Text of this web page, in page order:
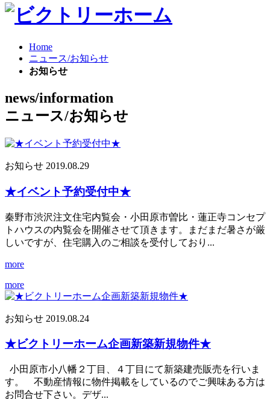
Home
ニュース/お知らせ
お知らせ
news/information
ニュース/お知らせ
お知らせ 2019.08.29
★イベント予約受付中★
秦野市渋沢注文住宅内覧会・小田原市曽比・蓮正寺コンセプ
トハウスの内覧会を開催させて頂きます。まだまだ暑さが厳
しいですが、住宅購入のご相談を受付しており...
more
more
お知らせ 2019.08.24
★ビクトリーホーム企画新築新規物件★
小田原市小八幡２丁目、４丁目にて新築建売販売を行いま
す。 不動産情報に物件掲載をしているのでご興味ある方は
お問合せ下さい。デザ...